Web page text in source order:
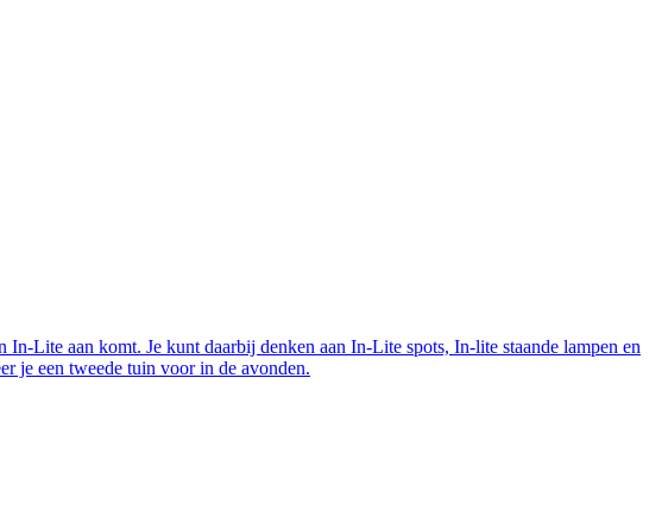
Lite aan komt. Je kunt daarbij denken aan In-Lite spots, In-lite staande lampen en
je een tweede tuin voor in de avonden.